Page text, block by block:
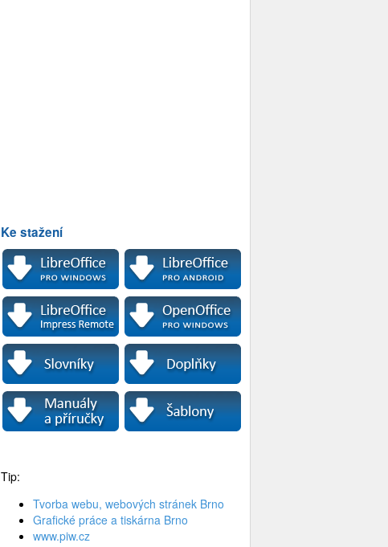
Ke stažení
Tip:
Tvorba webu, webových stránek Brno
Grafické práce a tiskárna Brno
www.piw.cz